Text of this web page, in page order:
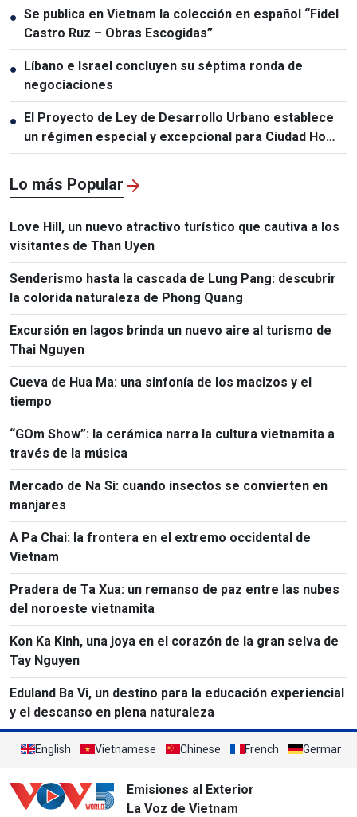
● Se publica en Vietnam la colección en español “Fidel
Castro Ruz – Obras Escogidas”
● Líbano e Israel concluyen su séptima ronda de
negociaciones
● El Proyecto de Ley de Desarrollo Urbano establece
un régimen especial y excepcional para Ciudad Ho
Chi Minh
Lo más Popular
Love Hill, un nuevo atractivo turístico que cautiva a los
visitantes de Than Uyen
Senderismo hasta la cascada de Lung Pang: descubrir
la colorida naturaleza de Phong Quang
Excursión en lagos brinda un nuevo aire al turismo de
Thai Nguyen
Cueva de Hua Ma: una sinfonía de los macizos y el
tiempo
“GOm Show”: la cerámica narra la cultura vietnamita a
través de la música
Mercado de Na Si: cuando insectos se convierten en
manjares
A Pa Chai: la frontera en el extremo occidental de
Vietnam
Pradera de Ta Xua: un remanso de paz entre las nubes
del noroeste vietnamita
Kon Ka Kinh, una joya en el corazón de la gran selva de
Tay Nguyen
Eduland Ba Vi, un destino para la educación experiencial
y el descanso en plena naturaleza
English Vietnamese Chinese French German
Emisiones al Exterior
La Voz de Vietnam